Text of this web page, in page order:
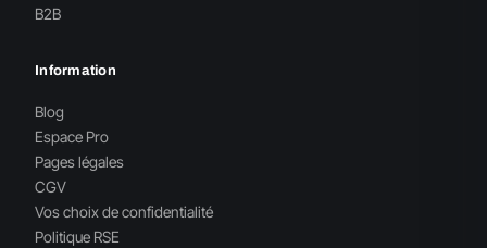
B2B
Information
Blog
Espace Pro
Pages légales
CGV
Vos choix de confidentialité
Politique RSE